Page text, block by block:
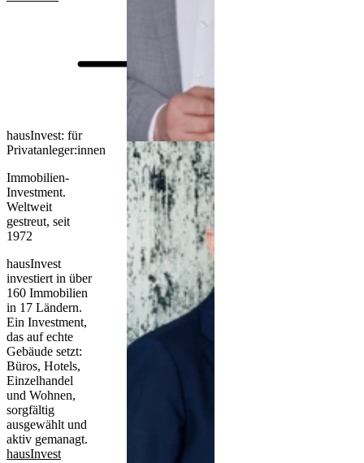
hausInvest: für
Privatanleger:innen
Immobilien-
Investment.
Weltweit
gestreut, seit
1972
hausInvest
investiert in über
160 Immobilien
in 17 Ländern.
Ein Investment,
das auf echte
Gebäude setzt:
Büros, Hotels,
Einzelhandel
und Wohnen,
sorgfältig
ausgewählt und
aktiv gemanagt.
hausInvest